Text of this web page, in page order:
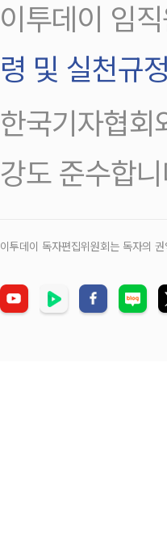
이투데이 임
령 및 실천규정
한국기자협회
강도 준수합
이투데이 독자편집위원회는 독자의